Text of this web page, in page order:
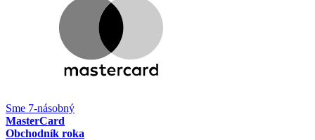
Sme 7-násobný
MasterCard
Obchodník roka